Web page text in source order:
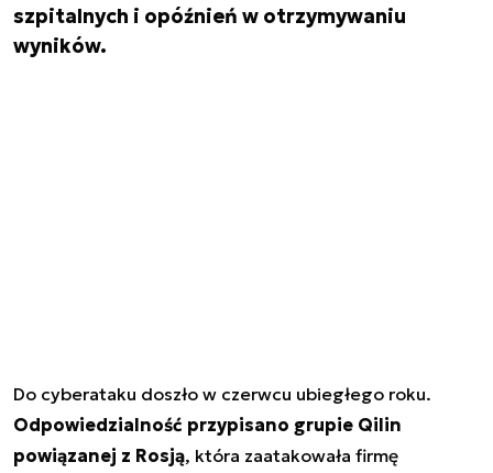
szpitalnych i opóźnień w otrzymywaniu
wyników.
Do cyberataku doszło w czerwcu ubiegłego roku.
Odpowiedzialność przypisano grupie Qilin
powiązanej z Rosją, która zaatakowała firmę